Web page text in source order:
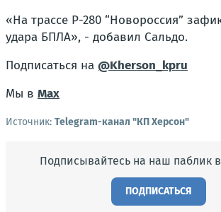
«На трассе Р-280 “Новороссия”
удара БПЛА», - добавил Сальдо.
Подписаться на @Kherson_kpru
Мы в Max
Источник: Telegram-канал "КП Херсон"
Подписывайтесь на наш паблик в
ПОДПИСАТЬСЯ